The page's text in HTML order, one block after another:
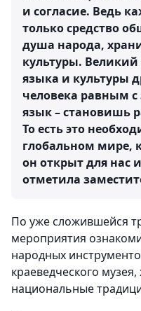
и согласие. Ведь
только средство
душа народа,
культуры.
языка и культуры
человека равным
язык – становишь
То есть это
глобальном мире,
он открыт для нас
отметила
По уже сложившейся
мероприятия
народных
краеведческого
национальные